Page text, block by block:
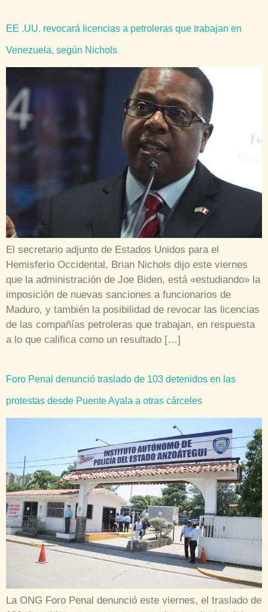
EE .UU. revocará licencias a petroleras que trabajan en
Venezuela, según Nichols
El secretario adjunto de Estados Unidos para el
Hemisferio Occidental, Brian Nichols dijo este viernes
que la administración de Joe Biden, está «estudiando» la
imposición de nuevas sanciones a funcionarios de
Maduro, y también la posibilidad de revocar las licencias
de las compañías petroleras que trabajan, en respuesta
a lo que califica como un resultado […]
Foro Penal denunció traslado de 103 detenidos en las
protestas desde Puente Ayala a otras cárceles
La ONG Foro Penal denunció este viernes, el traslado de